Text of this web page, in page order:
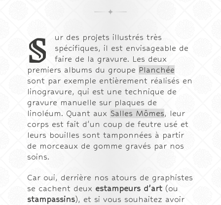
S
ur des projets illustrés très
spécifiques, il est envisageable de
faire de la gravure. Les deux
premiers albums du groupe Planchée
sont par exemple entièrement réalisés en
linogravure, qui est une technique de
gravure manuelle sur plaques de
linoléum. Quant aux Salles Mômes, leur
corps est fait d’un coup de feutre usé et
leurs bouilles sont tamponnées à partir
de morceaux de gomme gravés par nos
soins.
Car oui, derrière nos atours de graphistes
se cachent deux estampeurs d’art(ou
stampassins), et si vous souhaitez avoir